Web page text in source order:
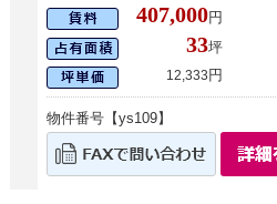
407,000円
33坪
12,333 円
物件番号【ys109】